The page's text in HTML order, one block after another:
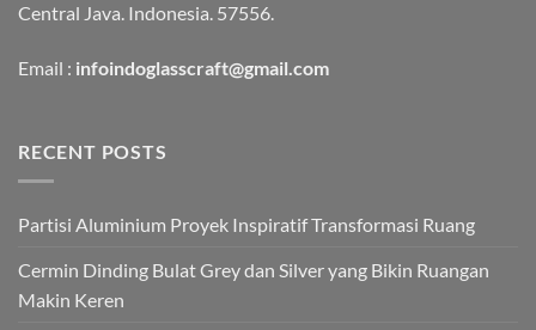
Central Java. Indonesia. 57556.
Email : infoindoglasscraft@gmail.com
RECENT POSTS
Partisi Aluminium Proyek Inspiratif Transformasi Ruang
Cermin Dinding Bulat Grey dan Silver yang Bikin Ruangan
Makin Keren